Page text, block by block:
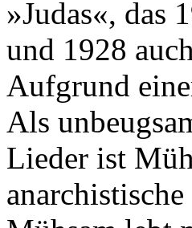
»Judas«, das
und 1928
Aufgrund
Als
Lieder ist